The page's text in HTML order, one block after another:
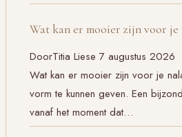
Wat kan er mooier zijn voor je
DoorTitia Liese 7 augustus 2026
Wat kan er mooier zijn voor je
vorm te kunnen geven. Een
vanaf het moment dat…